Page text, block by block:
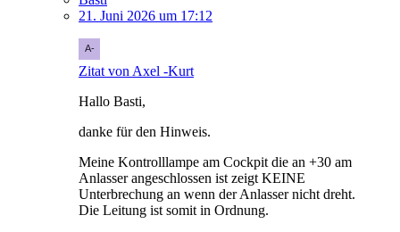
21. Juni 2026 um 17:12
Zitat von Axel -Kurt
Hallo Basti,
danke für den Hinweis.
Meine Kontrolllampe am Cockpit die an +30 am
Anlasser angeschlossen ist zeigt KEINE
Unterbrechung an wenn der Anlasser nicht dreht.
Die Leitung ist somit in Ordnung.